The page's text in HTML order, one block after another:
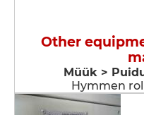
Other
Müük >
Hymmen